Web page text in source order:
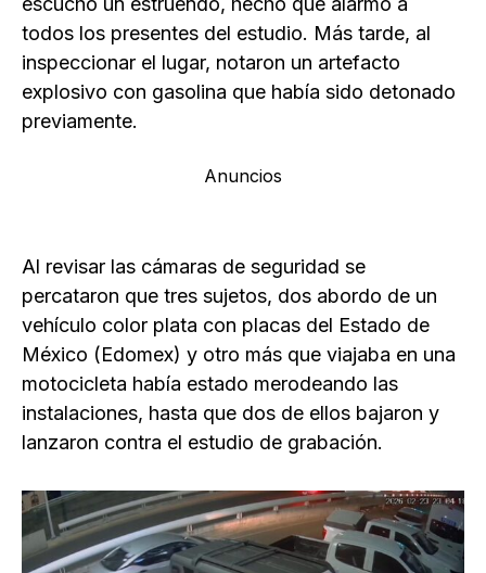
todos los presentes del estudio. Más tarde, al
inspeccionar el lugar, notaron un artefacto
explosivo con gasolina que había sido detonado
previamente.
Anuncios
Al revisar las cámaras de seguridad se
percataron que tres sujetos, dos abordo de un
vehículo color plata con placas del Estado de
México (Edomex) y otro más que viajaba en una
motocicleta había estado merodeando las
instalaciones, hasta que dos de ellos bajaron y
lanzaron contra el estudio de grabación.